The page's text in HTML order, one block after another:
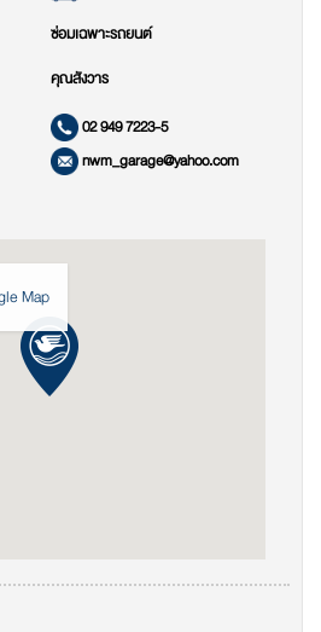
ซ่อมเฉพาะรถยนต์
คุณสังวาร
02 949 7223-5
nwm_garage@yahoo.com
Map